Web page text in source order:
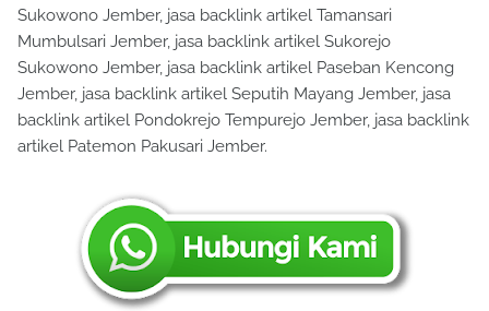
Sukowono Jember, jasa backlink artikel Tamansari
Mumbulsari Jember, jasa backlink artikel Sukorejo
Sukowono Jember, jasa backlink artikel Paseban Kencong
Jember, jasa backlink artikel Seputih Mayang Jember, jasa
backlink artikel Pondokrejo Tempurejo Jember, jasa backlink
artikel Patemon Pakusari Jember.